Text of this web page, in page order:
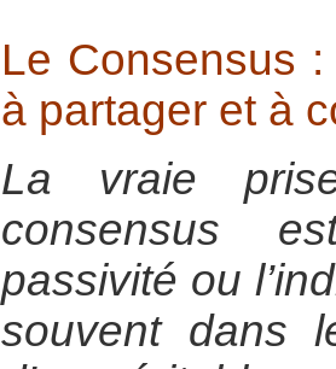
Le Consensus
à partager et à
La vraie
consensus
passivité ou
souvent dans